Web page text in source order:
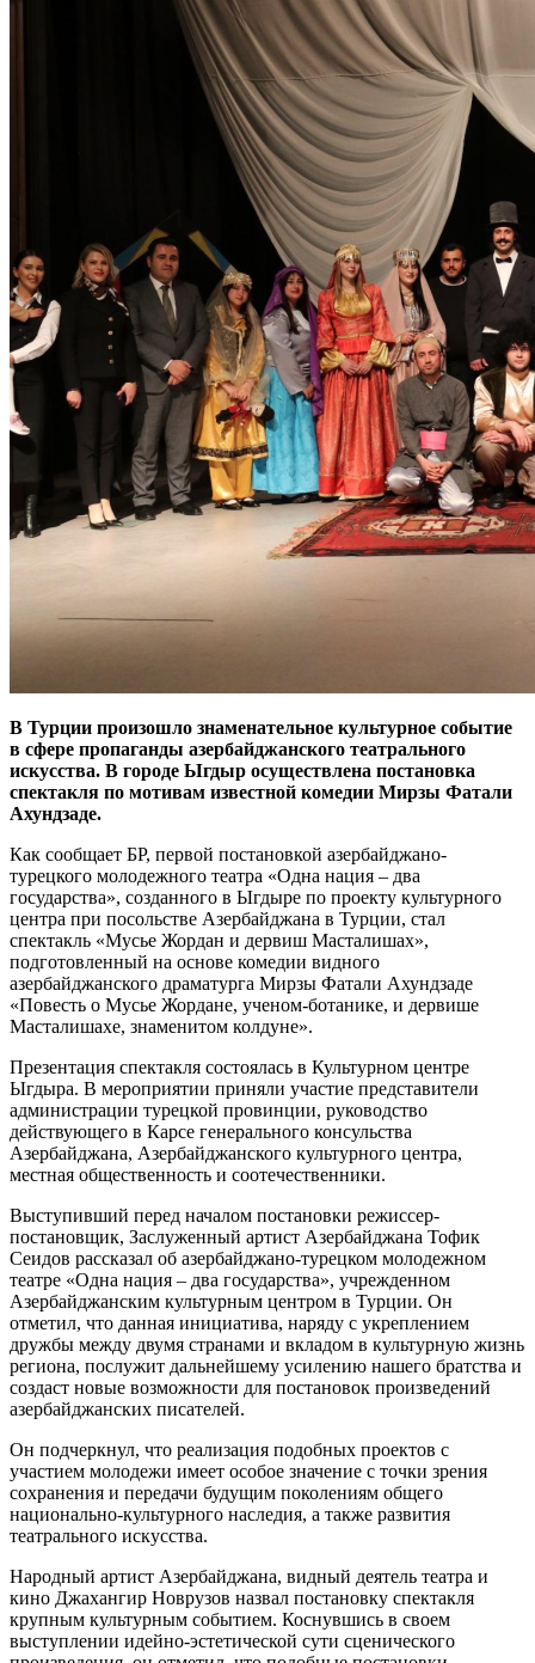
В Турции произошло знаменательное культурное событие
в сфере пропаганды азербайджанского театрального
искусства. В городе Ыгдыр осуществлена постановка
спектакля по мотивам известной комедии Мирзы Фатали
Ахундзаде.
Как сообщает БР, первой постановкой азербайджано-
турецкого молодежного театра «Одна нация – два
государства», созданного в Ыгдыре по проекту культурного
центра при посольстве Азербайджана в Турции, стал
спектакль «Мусье Жордан и дервиш Масталишах»,
подготовленный на основе комедии видного
азербайджанского драматурга Мирзы Фатали Ахундзаде
«Повесть о Мусье Жордане, ученом-ботанике, и дервише
Масталишахе, знаменитом колдуне».
Презентация спектакля состоялась в Культурном центре
Ыгдыра. В мероприятии приняли участие представители
администрации турецкой провинции, руководство
действующего в Карсе генерального консульства
Азербайджана, Азербайджанского культурного центра,
местная общественность и соотечественники.
Выступивший перед началом постановки режиссер-
постановщик, Заслуженный артист Азербайджана Тофик
Сеидов рассказал об азербайджано-турецком молодежном
театре «Одна нация – два государства», учрежденном
Азербайджанским культурным центром в Турции. Он
отметил, что данная инициатива, наряду с укреплением
дружбы между двумя странами и вкладом в культурную жизнь
региона, послужит дальнейшему усилению нашего братства и
создаст новые возможности для постановок произведений
азербайджанских писателей.
Он подчеркнул, что реализация подобных проектов с
участием молодежи имеет особое значение с точки зрения
сохранения и передачи будущим поколениям общего
национально-культурного наследия, а также развития
театрального искусства.
Народный артист Азербайджана, видный деятель театра и
кино Джахангир Новрузов назвал постановку спектакля
крупным культурным событием. Коснувшись в своем
выступлении идейно-эстетической сути сценического